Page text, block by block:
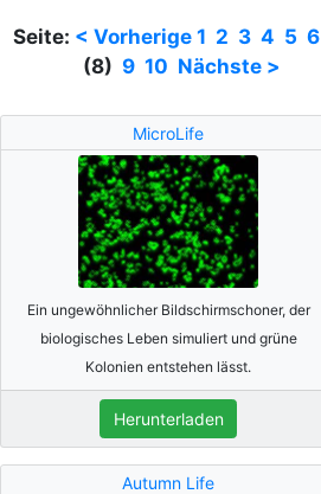
Seite: < Vorherige 1 2 3 4 5 6
(8) 9 10 Nächste >
MicroLife
Ein ungewöhnlicher Bildschirmschoner, der
biologisches Leben simuliert und grüne
Kolonien entstehen lässt.
Herunterladen
Autumn Life